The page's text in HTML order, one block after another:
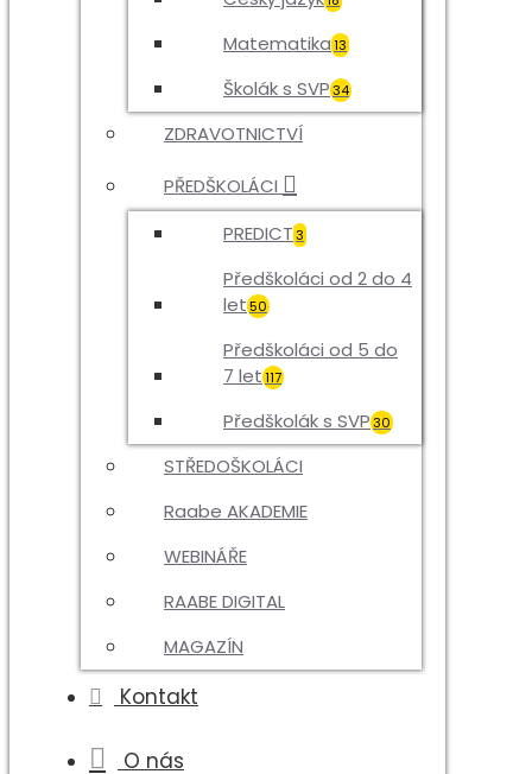
Matematika13
Školák s SVP34
ZDRAVOTNICTVÍ
PŘEDŠKOLÁCI
PREDICT3
Předškoláci od 2 do 4
let50
Předškoláci od 5 do
7 let117
Předškolák s SVP30
STŘEDOŠKOLÁCI
Raabe AKADEMIE
WEBINÁŘE
RAABE DIGITAL
MAGAZÍN
Kontakt
O nás